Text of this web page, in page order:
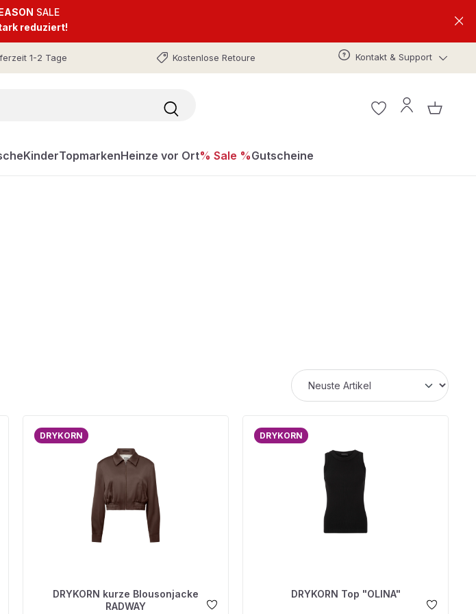
SALE
reduziert!
1-2 Tage Kostenlose Retoure Kontakt & Support
KinderTopmarkenHeinze vor Ort% Sale %Gutscheine
DRYKORN
DRYKORN kurze Blousonjacke
RADWAY
DRYKORN
DRYKORN Top "OLINA"